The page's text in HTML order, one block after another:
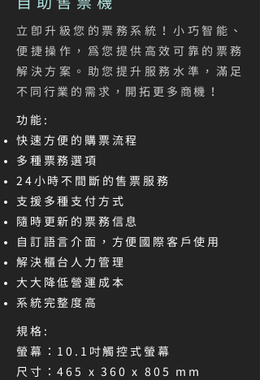
立即升級您的票務系統！小巧智能、
便捷操作，為您提供高效可靠的票務
解決方案。助您提升服務水準，滿足
不同行業的需求，開拓更多商機！
功能:
快速方便的購票流程
多種票務選項
24小時不間斷的售票服務
支援多種支付方式
隨時更新的票務信息
自訂語言介面，方便國際客戶使用
解決櫃台人力管理
大大降低營運成本
系統完整度高
規格:
螢幕：10.1吋觸控式螢幕
尺寸：465 x 360 x 805 mm